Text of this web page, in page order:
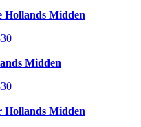
Hollands Midden
Midden
Hollands Midden